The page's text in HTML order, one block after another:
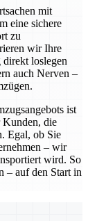
mit
eine sichere
zu
wir Ihre
direkt loslegen
auch Nerven –
ist
Kunden, die
Egal, ob Sie
– wir
wird. So
– auf den Start in